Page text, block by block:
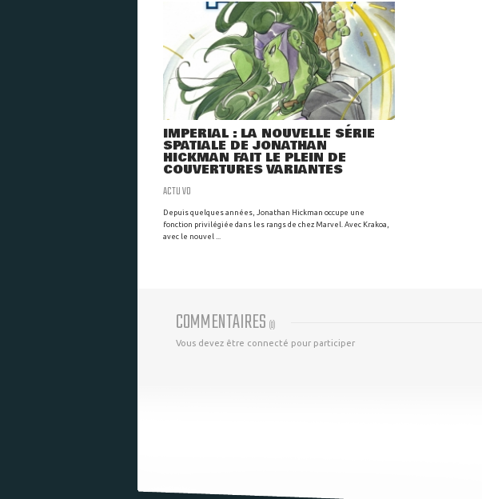
IMPERIAL : LA NOUVELLE SÉRIE
SPATIALE DE JONATHAN
HICKMAN FAIT LE PLEIN DE
COUVERTURES VARIANTES
ACTU VO
Depuis quelques années, Jonathan Hickman occupe une
fonction privilégiée dans les rangs de chez Marvel. Avec Krakoa,
avec le nouvel ...
COMMENTAIRES (0)
Vous devez être connecté pour participer